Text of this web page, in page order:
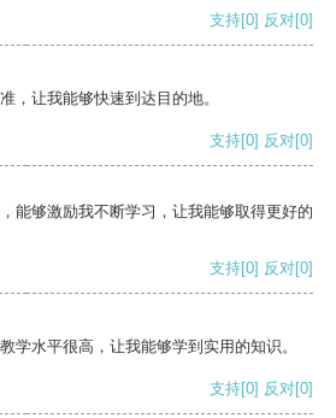
支持[0] 反对[0]
，让我能够快速到达目的地。
支持[0] 反对[0]
能够激励我不断学习，让我能够取得更好的
支持[0] 反对[0]
学水平很高，让我能够学到实用的知识。
支持[0] 反对[0]